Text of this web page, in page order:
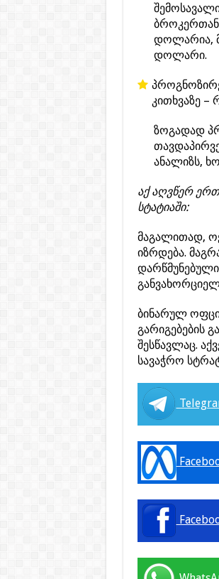
ბროკერთან
დოლარია,
დოლარი.
კითხვაზე
ზოგადად
ანალიზს,
აქ აღვწერ
სტატიაში:
მაგალითად,
იზრდება.
ბინარულ
გარიგებების
შესწავლაც.
სავაჭრო